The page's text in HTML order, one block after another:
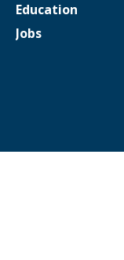
Education
Jobs